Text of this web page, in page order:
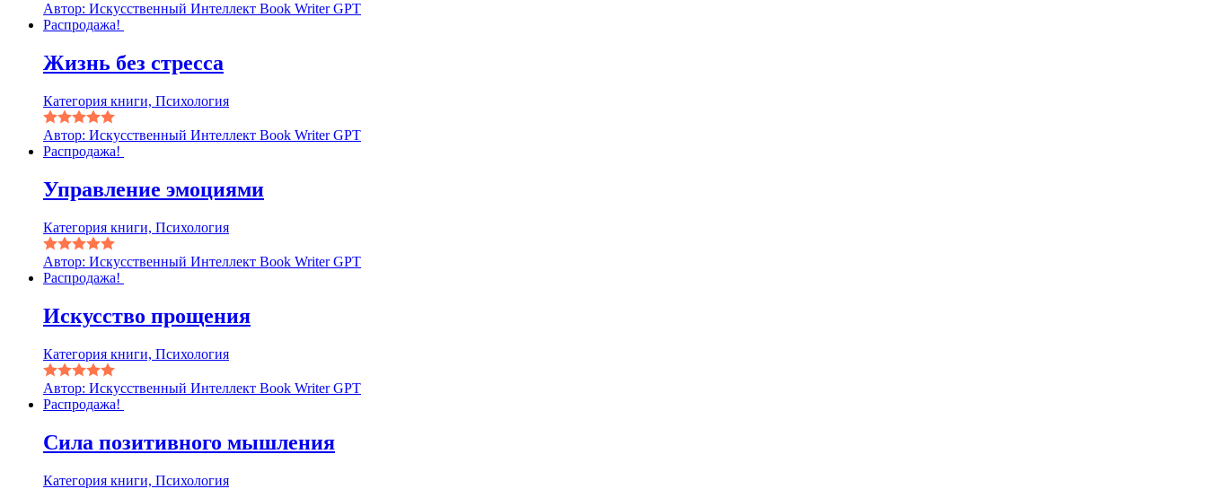
Автор: Искусственный Интеллект Book Writer GPT
Распродажа!
Жизнь без стресса
Категория книги, Психология
Автор: Искусственный Интеллект Book Writer GPT
Распродажа!
Управление эмоциями
Категория книги, Психология
Автор: Искусственный Интеллект Book Writer GPT
Распродажа!
Искусство прощения
Категория книги, Психология
Автор: Искусственный Интеллект Book Writer GPT
Распродажа!
Сила позитивного мышления
Категория книги, Психология